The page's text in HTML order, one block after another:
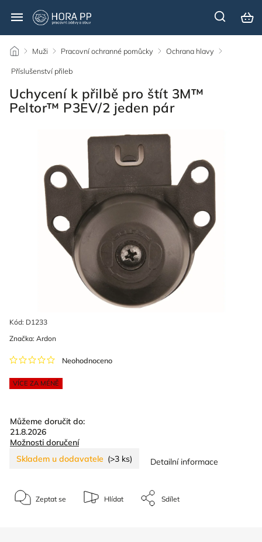
/ Muži / Pracovní ochranné pomůcky / Ochrana hlavy /
Příslušenství přileb
Uchycení k přilbě pro štít 3M™
Peltor™ P3EV/2 jeden pár
Kód: D1233
VÍCE ZA MÉNĚ
Neohodnoceno
Značka: Ardon
Můžeme doručit do:
21.8.2026
Možnosti doručení
Skladem u dodavatele (>3 ks) Detailní informace
Zeptat se Hlídat Sdílet